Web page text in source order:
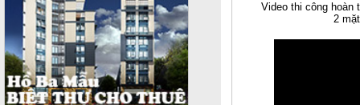
Video thi công hoàn
2